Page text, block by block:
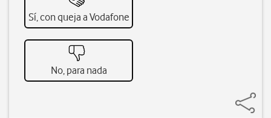
Sí, con queja a Vodafone
No, para nada